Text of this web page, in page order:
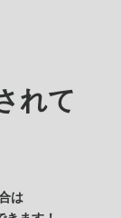
れて
は